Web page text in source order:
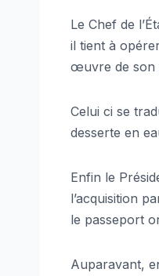
Le Chef de
il tient à
œuvre de son
Celui ci se
desserte en
Enfin le
l’acquisition
le passeport
Auparavant,